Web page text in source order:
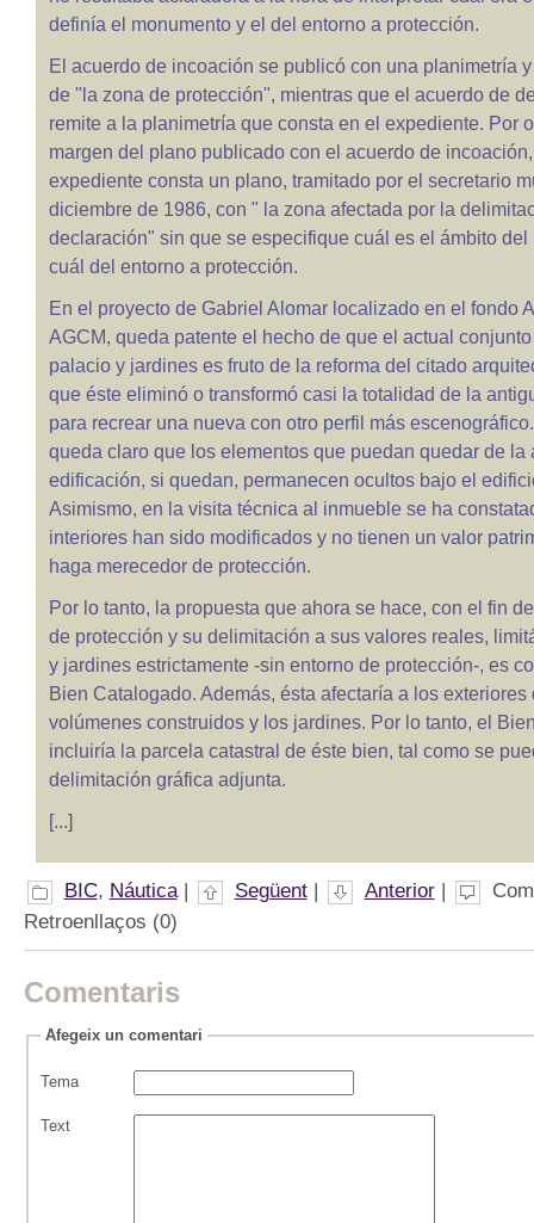
definía el monumento y el del entorno a protección.
El acuerdo de incoación se publicó con una planimetría
de "la zona de protección", mientras que el acuerdo de
remite a la planimetría que consta en el expediente. Por
margen del plano publicado con el acuerdo de
expediente consta un plano, tramitado por el secretario
diciembre de 1986, con " la zona afectada por la
declaración" sin que se especifique cuál es el ámbito del
cuál del entorno a protección.
En el proyecto de Gabriel Alomar localizado en el fondo
AGCM, queda patente el hecho de que el actual
palacio y jardines es fruto de la reforma del citado
que éste eliminó o transformó casi la totalidad de la
para recrear una nueva con otro perfil más
queda claro que los elementos que puedan quedar de la
edificación, si quedan, permanecen ocultos bajo el
Asimismo, en la visita técnica al inmueble se ha
interiores han sido modificados y no tienen un valor
haga merecedor de protección.
Por lo tanto, la propuesta que ahora se hace, con el fin
de protección y su delimitación a sus valores reales,
y jardines estrictamente -sin entorno de protección-, es
Bien Catalogado. Además, ésta afectaría a los exteriores
volúmenes construidos y los jardines. Por lo tanto, el
incluiría la parcela catastral de éste bien, tal como se
delimitación gráfica adjunta.
[...]
BIC, Náutica| Següent| Anterior|
Retroenllaços (0)
Comentaris
Afegeix un comentari
Tema
Text